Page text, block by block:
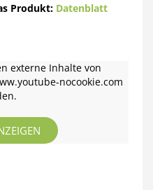
Produkt: Datenblatt
externe Inhalte von
nocookie.com